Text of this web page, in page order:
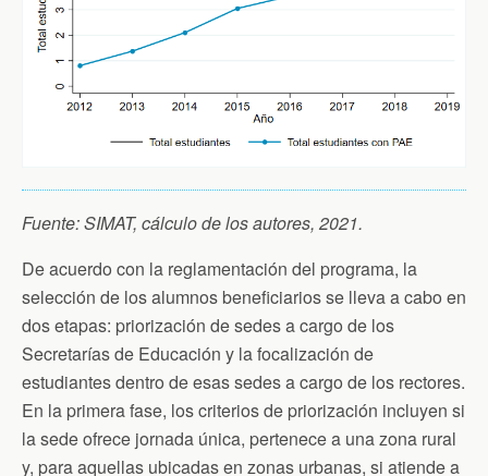
Fuente: SIMAT, cálculo de los autores, 2021.
De acuerdo con la reglamentación del programa, la
selección de los alumnos beneficiarios se lleva a cabo en
dos etapas: priorización de sedes a cargo de los
Secretarías de Educación y la focalización de
estudiantes dentro de esas sedes a cargo de los rectores.
En la primera fase, los criterios de priorización incluyen si
la sede ofrece jornada única, pertenece a una zona rural
y, para aquellas ubicadas en zonas urbanas, si atiende a